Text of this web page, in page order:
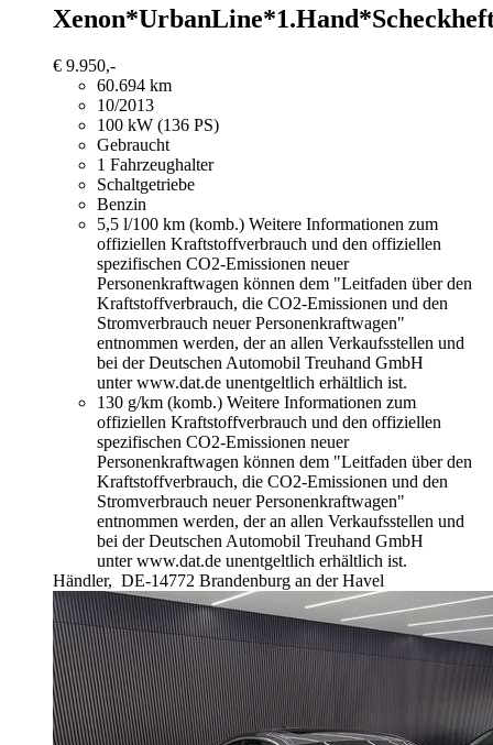
€ 9.950,-
60.694 km
10/2013
100 kW (136 PS)
Gebraucht
1 Fahrzeughalter
Schaltgetriebe
Benzin
5,5 l/100 km (komb.) Weitere Informationen zum
offiziellen Kraftstoffverbrauch und den offiziellen
spezifischen CO2-Emissionen neuer
Personenkraftwagen können dem "Leitfaden über den
Kraftstoffverbrauch, die CO2-Emissionen und den
Stromverbrauch neuer Personenkraftwagen"
entnommen werden, der an allen Verkaufsstellen und
bei der Deutschen Automobil Treuhand GmbH
unter www.dat.de unentgeltlich erhältlich ist.
130 g/km (komb.) Weitere Informationen zum
offiziellen Kraftstoffverbrauch und den offiziellen
spezifischen CO2-Emissionen neuer
Personenkraftwagen können dem "Leitfaden über den
Kraftstoffverbrauch, die CO2-Emissionen und den
Stromverbrauch neuer Personenkraftwagen"
entnommen werden, der an allen Verkaufsstellen und
bei der Deutschen Automobil Treuhand GmbH
unter www.dat.de unentgeltlich erhältlich ist.
Händler, DE-14772 Brandenburg an der Havel